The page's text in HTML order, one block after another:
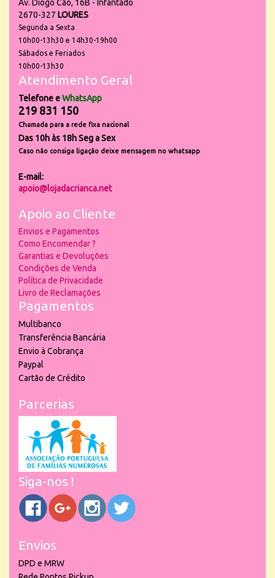
Av. Diogo Cão, 16B - Infantado
2670-327 LOURES
Segunda a Sexta
10h00-13h30 e 14h30-19h00
Sábados e Feriados
10h00-13h30
Atendimento Geral
Telefone eWhatsApp
219 831 150
Chamada para a rede fixa nacional
Das 10h às 18h Seg a Sex
Caso não consiga ligação deixe mensagem no whatsapp
E-mail:
apoio@lojadacrianca.net
Apoio ao Cliente
Envios e Pagamentos
Como Encomendar ?
Garantias e Devoluções
Condições de Venda
Política de Privacidade
Livro de Reclamações
Pagamentos
Multibanco
Transferência Bancária
Envio à Cobrança
Paypal
Cartão de Crédito
Parcerias
Siga-nos !
Envios
DPD e MRW